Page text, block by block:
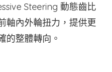
Steering 動態齒比
軸內外輪扭力，提供更
的整體轉向。